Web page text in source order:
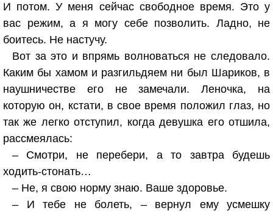
И потом. У меня сейчас свободное время. Это у
вас режим, а я могу себе позволить. Ладно, не
боитесь. Не настучу.
Вот за это и впрямь волноваться не следовало.
Каким бы хамом и разгильдяем ни был Шариков, в
наушничестве его не замечали. Леночка, на
которую он, кстати, в свое время положил глаз, но
так же легко отступил, когда девушка его отшила,
рассмеялась:
– Смотри, не перебери, а то завтра будешь
ходить-стонать…
– Не, я свою норму знаю. Ваше здоровье.
– И тебе не болеть, – вернул ему усмешку